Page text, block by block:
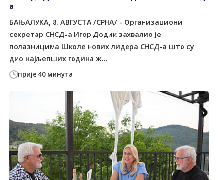
прије 40 минута
а
БАЊАЛУКА, 8. АВГУСТА /СРНА/ - Организациони
секретар СНСД-а Игор Додик захвалио је
полазницима Школе нових лидера СНСД-а што су
дио најљепших година ж...